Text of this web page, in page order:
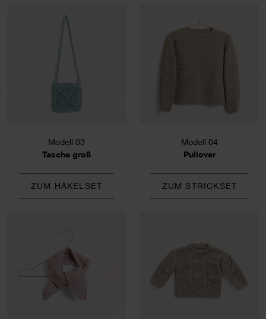
Modell 03
Tasche groß
ZUM HÄKELSET
Modell 04
Pullover
ZUM STRICKSET